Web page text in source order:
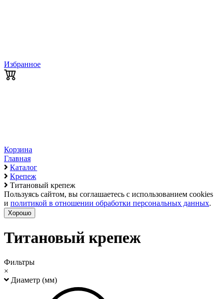
Избранное
Корзина
Главная
Каталог
Крепеж
Титановый крепеж
Пользуясь сайтом, вы соглашаетесь с использованием cookies
и политикой в отношении обработки персональных данных.
Хорошо
Титановый крепеж
Фильтры
×
Диаметр (мм)